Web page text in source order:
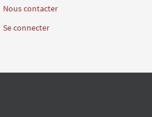
Nous contacter
Se connecter